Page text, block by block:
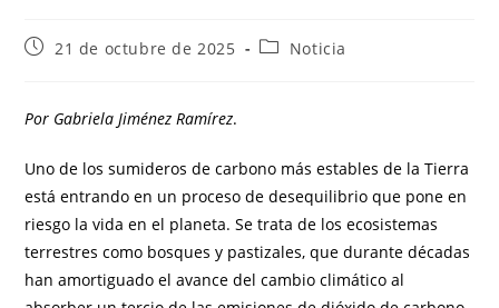
21 de octubre de 2025 Noticia
Por Gabriela Jiménez Ramírez.
Uno de los sumideros de carbono más estables de la Tierra
está entrando en un proceso de desequilibrio que pone en
riesgo la vida en el planeta. Se trata de los ecosistemas
terrestres como bosques y pastizales, que durante décadas
han amortiguado el avance del cambio climático al